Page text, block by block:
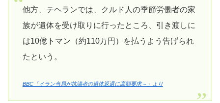
他方、テヘランでは、クルド人の季節労働者の家
族が遺体を受け取りに行ったところ、引き渡しに
は10億トマン（約110万円）を払うよう告げられ
たという。
BBC「イラン当局が抗議者の遺体返還に高額要求～」より